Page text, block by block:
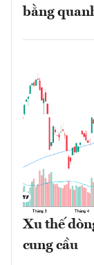
bằng
Xu thế
cung cầu